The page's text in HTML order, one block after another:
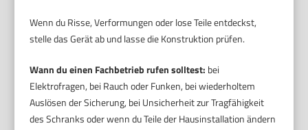
Wenn du Risse, Verformungen oder lose Teile entdeckst,
stelle das Gerät ab und lasse die Konstruktion prüfen.
Wann du einen Fachbetrieb rufen solltest: bei
Elektrofragen, bei Rauch oder Funken, bei wiederholtem
Auslösen der Sicherung, bei Unsicherheit zur Tragfähigkeit
des Schranks oder wenn du Teile der Hausinstallation ändern